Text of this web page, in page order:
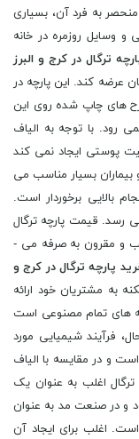
به فرد آن، بسیاری
و وسایل روزمره در خانه
ترگال در کرج و البرز
عرضه کند. این پارچه در
‌های چاپ شده روی این
‌رود. با توجه به الیاف
پوستی ایجاد نمی ‌کند
بیماران بسیار مناسب می
بالایی برخوردار است.
‌رسد. قیمت پارچه ترگال
و مقرون به صرفه می
پارچه ترگال در کرج و
به مشتریان خود ارائه
های تمام مصنوعی است
فرآیند شیمیایی مورد
و در مقایسه با الیاف
اغلب به عنوان یک
و در صنعت مد به عنوان
اغلب برای ایجاد آن